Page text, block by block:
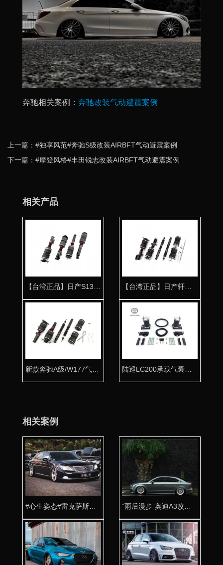
奔驰相关案例： 奔驰改装气动避震案例
上一篇：#独享风范#奔驰S级改装AIRBFT气动避震案例
下一篇：#摩登风格#丰田锐志改装AIRBFT气动避震案例
相关产品
相关案例